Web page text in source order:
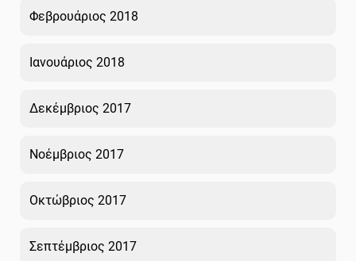
Φεβρουάριος 2018
Ιανουάριος 2018
Δεκέμβριος 2017
Νοέμβριος 2017
Οκτώβριος 2017
Σεπτέμβριος 2017